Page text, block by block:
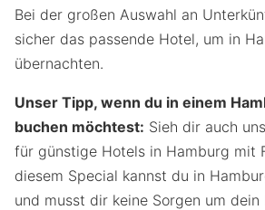
Bei der großen Auswahl an
sicher das passende Hotel, um in
übernachten.
Unser Tipp, wenn du in einem
buchen möchtest: Sieh dir auch
für günstige Hotels in Hamburg mit
diesem Special kannst du in
und musst dir keine Sorgen um dein